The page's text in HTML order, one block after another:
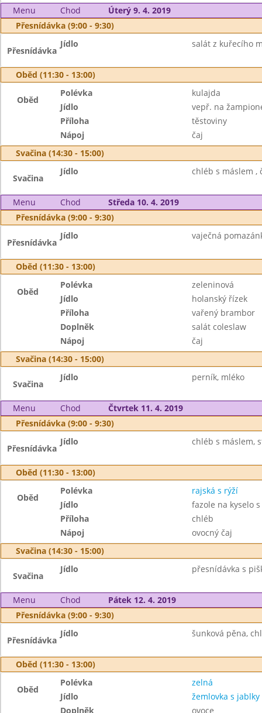
Menu Chod
Úterý 9. 4. 2019
Přesnídávka (9:00 - 9:30)
Přesnídávka
Jídlo salát z kuřecího
Oběd (11:30 - 13:00)
Oběd
Polévka
kulajda
Jídlo
vepř. na
Příloha
těstoviny
Nápoj
čaj
Svačina (14:30 - 15:00)
Svačina
Jídlo chléb s máslem ,
Menu Chod
Středa 10. 4. 2019
Přesnídávka (9:00 - 9:30)
Přesnídávka
Jídlo vaječná
Oběd (11:30 - 13:00)
Oběd
Polévka
zeleninová
Jídlo
holanský řízek
Příloha
vařený brambor
Doplněk
salát coleslaw
Nápoj
čaj
Svačina (14:30 - 15:00)
Svačina
Jídlo perník, mléko
Menu Chod
Čtvrtek 11. 4. 2019
Přesnídávka (9:00 - 9:30)
Přesnídávka
Jídlo chléb s máslem,
Oběd (11:30 - 13:00)
Oběd
Polévka
rajská s rýží
Jídlo
fazole na kyselo
Příloha
chléb
Nápoj
ovocný čaj
Svačina (14:30 - 15:00)
Svačina
Jídlo přesnídávka s
Menu Chod
Pátek 12. 4. 2019
Přesnídávka (9:00 - 9:30)
Přesnídávka
Jídlo šunková pěna,
Oběd (11:30 - 13:00)
Oběd
Polévka
zelná
Jídlo
žemlovka s jablky
Doplněk
ovoce